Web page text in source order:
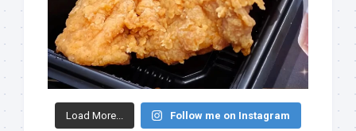
Load More... Follow me on Instagram